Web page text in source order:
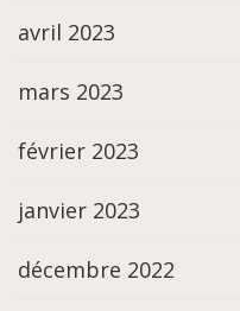
avril 2023
mars 2023
février 2023
janvier 2023
décembre 2022